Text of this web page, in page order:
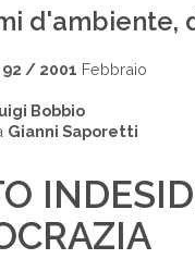
d'ambiente,
92 / 2001 Febbraio
Bobbio
Gianni Saporetti